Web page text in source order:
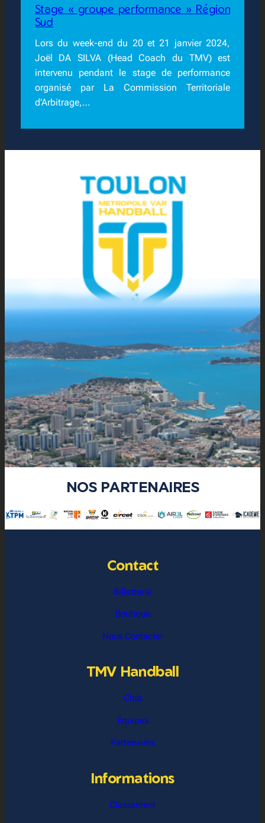
Stage « groupe performance » Région
Sud
Lors du week-end du 20 et 21 janvier 2024,
Joël DA SILVA (Head Coach du TMV) est
intervenu pendant le stage de performance
organisé par La Commission Territoriale
d’Arbitrage,…
NOS PARTENAIRES
Contact
Billetterie
Boutique
Nous Contacter
TMV Handball
Club
Équipes
Partenaires
Informations
Classement